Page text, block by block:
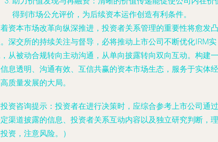
得到市场公允评价，为后续资本运作创造有利条件。
资本市场改革向纵深推进，投资者关系管理的重要性将愈发凸
深交所的持续关注与督导，必将推动上市公司不断优化IRM实
从被动合规转向主动沟通，从单向披露转向双向互动。构建一
息透明、沟通有效、互信共赢的资本市场生态，服务于实体经
质量发展的大局。
资咨询提示：投资者在进行决策时，应综合参考上市公司通过
渠道披露的信息、投资者关系互动内容以及独立研究判断，理
资，注意风险。）